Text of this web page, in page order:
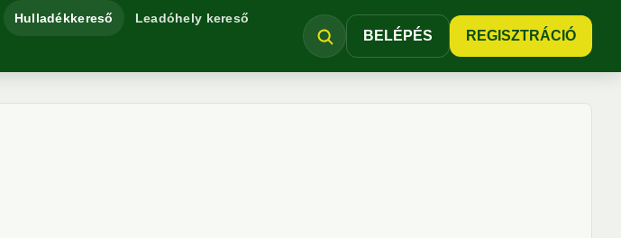
Hulladékkereső Leadóhely kereső
BELÉPÉS REGISZTRÁCIÓ